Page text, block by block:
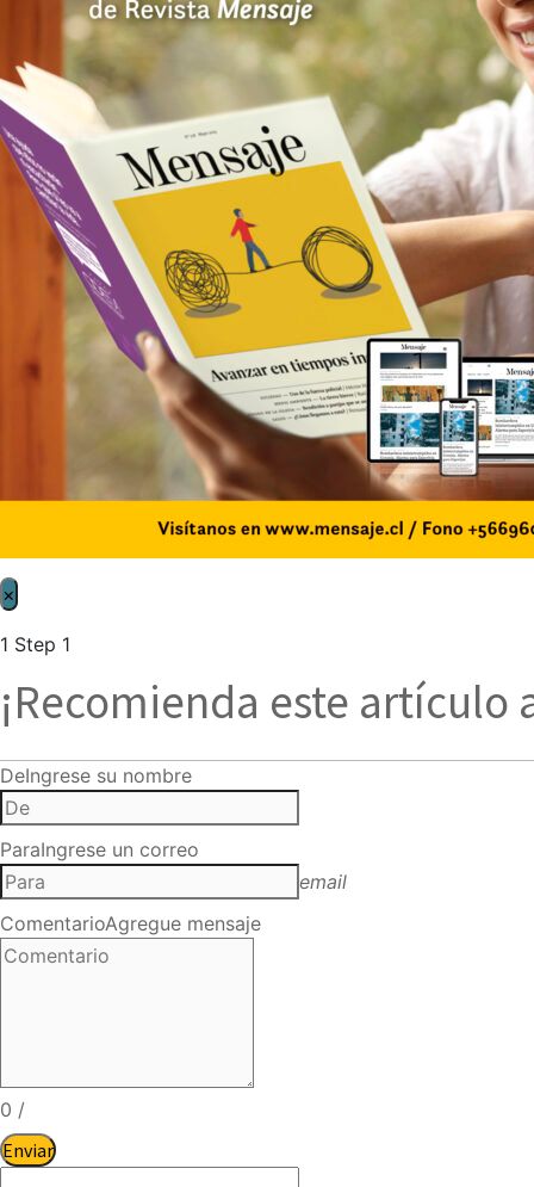
×
1 Step 1
¡Recomienda este artículo
DeIngrese su nombre
ParaIngrese un correo
email
ComentarioAgregue mensaje
0 /
Enviar